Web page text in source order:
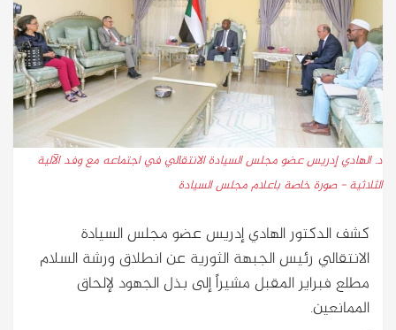
د. الهادي إدريس عضو مجلس السيادة الانتقالي في اجتماعه مع وفد الآلية
الثلاثية - صورة خاصة باعلام مجلس السيادة
كشف الدكتور الهادي إدريس عضو مجلس السيادة
الانتقالي رئيس الجبهة الثورية عن انطلاق ورشة السلام
مطلع فبراير المقبل مشيراً إلى بذل الجهود لإلحاق
الممانعين.